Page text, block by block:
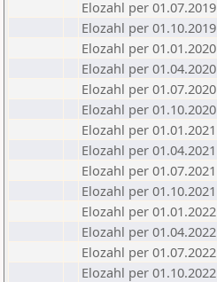
Elozahl per 01.07.2019
Elozahl per 01.10.2019
Elozahl per 01.01.2020
Elozahl per 01.04.2020
Elozahl per 01.07.2020
Elozahl per 01.10.2020
Elozahl per 01.01.2021
Elozahl per 01.04.2021
Elozahl per 01.07.2021
Elozahl per 01.10.2021
Elozahl per 01.01.2022
Elozahl per 01.04.2022
Elozahl per 01.07.2022
Elozahl per 01.10.2022